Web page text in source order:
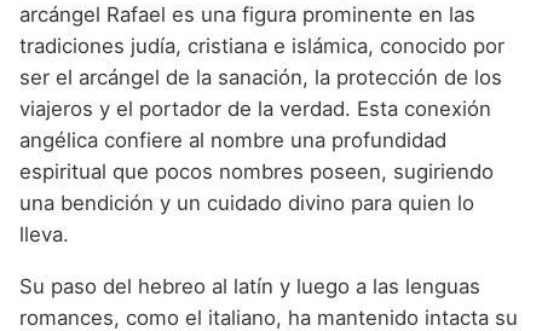
Nombres de niño que empiezan por V
Nombres de niño que empiezan por W
Nombres de niño que empiezan por X
Nombres de niño que empiezan por Y
arcángel Rafael es una figura prominente en las
tradiciones judía, cristiana e islámica, conocido por
ser el arcángel de la sanación, la protección de los
viajeros y el portador de la verdad. Esta conexión
angélica confiere al nombre una profundidad
espiritual que pocos nombres poseen, sugiriendo
una bendición y un cuidado divino para quien lo
lleva.
Su paso del hebreo al latín y luego a las lenguas
romances, como el italiano, ha mantenido intacta su